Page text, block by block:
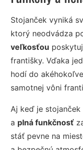
Stojanček vyniká
ktorý neodvádza
veľkosťou
františky. Vďaka
hodí do
samotnej vôni
Aj keď je stojanček
a plná funkčnosť
stáť pevne na